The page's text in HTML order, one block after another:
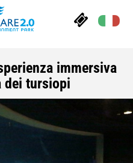
immersiva
dei tursiopi